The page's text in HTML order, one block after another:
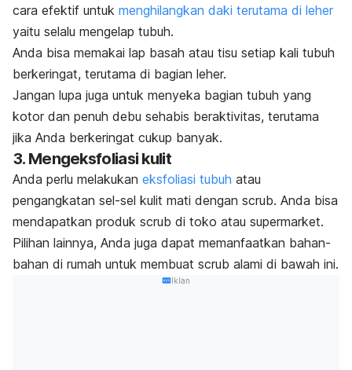
cara efektif untuk menghilangkan daki terutama di leher
yaitu selalu mengelap tubuh.
Anda bisa memakai lap basah atau tisu setiap kali tubuh
berkeringat, terutama di bagian leher.
Jangan lupa juga untuk menyeka bagian tubuh yang
kotor dan penuh debu sehabis beraktivitas, terutama
jika Anda berkeringat cukup banyak.
3. Mengeksfoliasi kulit
Anda perlu melakukan eksfoliasi tubuh atau
pengangkatan sel-sel kulit mati dengan scrub. Anda bisa
mendapatkan produk scrub di toko atau supermarket.
Pilihan lainnya, Anda juga dapat memanfaatkan bahan-
bahan di rumah untuk membuat scrub alami di bawah ini.
Iklan